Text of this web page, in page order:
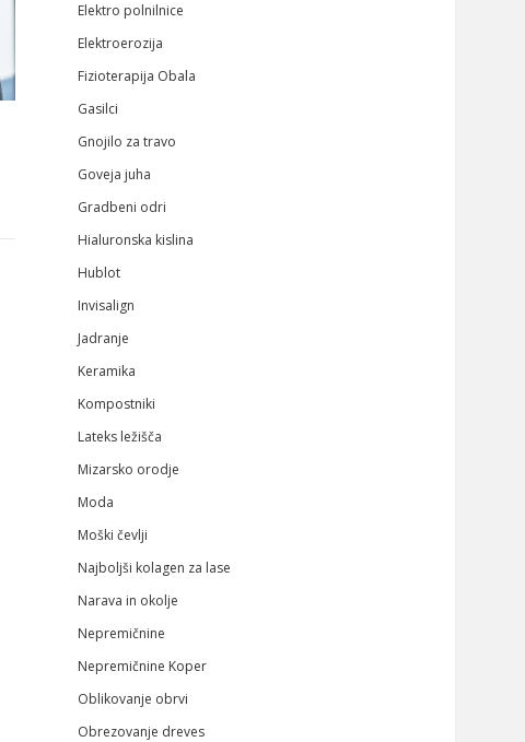
Elektro polnilnice
Elektroerozija
Fizioterapija Obala
Gasilci
Gnojilo za travo
Goveja juha
Gradbeni odri
Hialuronska kislina
Hublot
Invisalign
Jadranje
Keramika
Kompostniki
Lateks ležišča
Mizarsko orodje
Moda
Moški čevlji
Najboljši kolagen za lase
Narava in okolje
Nepremičnine
Nepremičnine Koper
Oblikovanje obrvi
Obrezovanje dreves